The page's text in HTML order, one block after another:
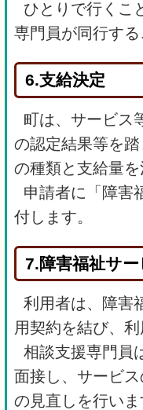
ひとりで行くこ
専門員が同行する
6.支給決定
町は、サービス
の認定結果等を
の種類と支給量を
申請者に「障害
付します。
7.障害福祉サ
利用者は、障害
用契約を結び、利
相談支援専門員
面接し、サービ
の見直しを行いま